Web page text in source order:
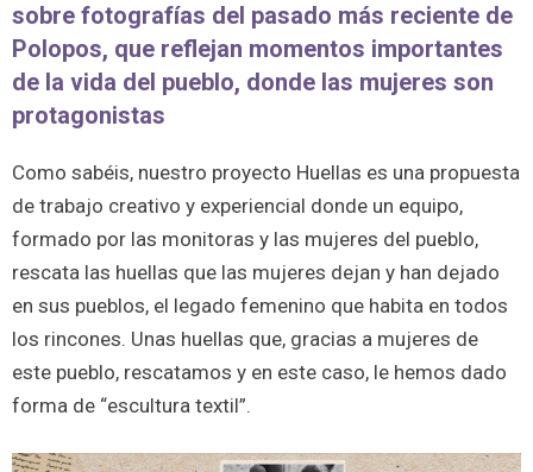
sobre fotografías del pasado más reciente de
Polopos, que reflejan momentos importantes
de la vida del pueblo, donde las mujeres son
protagonistas
Como sabéis, nuestro proyecto Huellas es una propuesta
de trabajo creativo y experiencial donde un equipo,
formado por las monitoras y las mujeres del pueblo,
rescata las huellas que las mujeres dejan y han dejado
en sus pueblos, el legado femenino que habita en todos
los rincones. Unas huellas que, gracias a mujeres de
este pueblo, rescatamos y en este caso, le hemos dado
forma de “escultura textil”.